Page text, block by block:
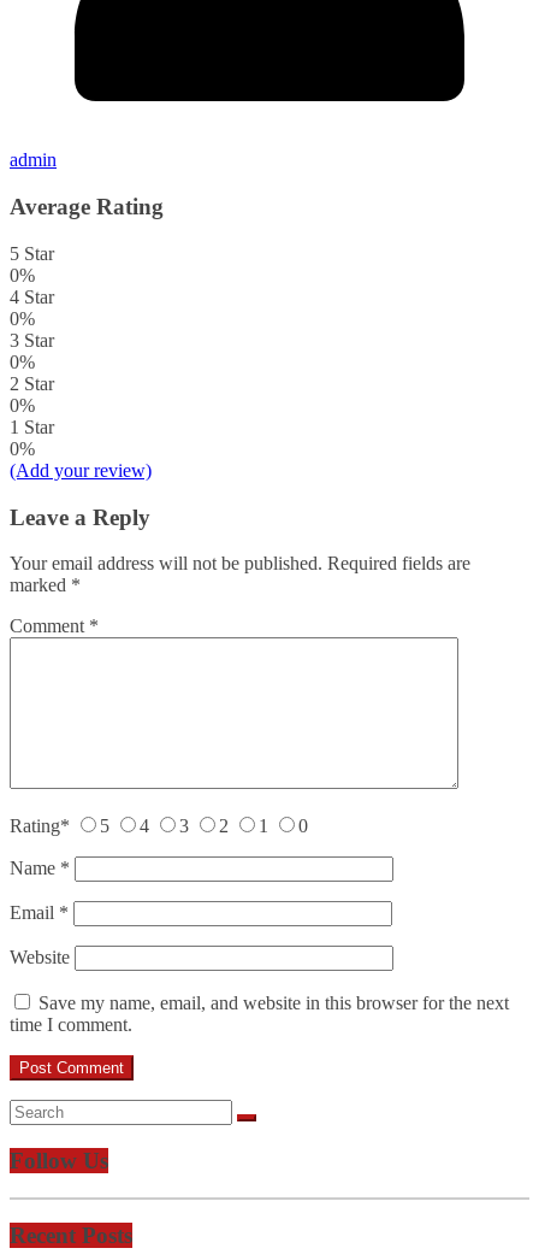
admin
Average Rating
5 Star
0%
4 Star
0%
3 Star
0%
2 Star
0%
1 Star
0%
(Add your review)
Leave a Reply
Your email address will not be published. Required fields are
marked *
Comment *
Rating* 5 4 3 2 1 0
Name *
Email *
Website
Save my name, email, and website in this browser for the next
time I comment.
Follow Us
Recent Posts